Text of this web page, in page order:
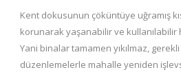
Kent dokusunun çöküntüye uğramış
korunarak yaşanabilir ve kullanılabilir
Yani binalar tamamen yıkılmaz,
düzenlemelerle mahalle yeniden